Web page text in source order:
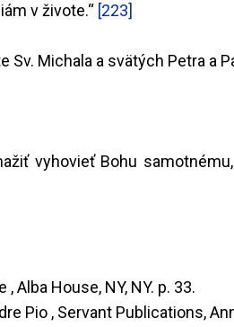
v živote.“ [223]
Sv. Michala a svätých Petra a
vyhovieť Bohu
Alba House, NY, NY. p. 33.
Pio , Servant Publications,